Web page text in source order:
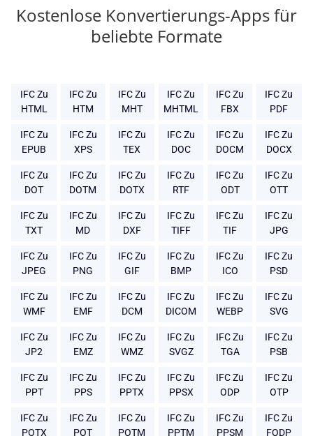
Kostenlose Konvertierungs-Apps für
beliebte Formate
IFC Zu
HTML
IFC Zu
HTM
IFC Zu
MHT
IFC Zu
MHTML
IFC Zu
FBX
IFC Zu
PDF
IFC Zu
EPUB
IFC Zu
XPS
IFC Zu
TEX
IFC Zu
DOC
IFC Zu
DOCM
IFC Zu
DOCX
IFC Zu
DOT
IFC Zu
DOTM
IFC Zu
DOTX
IFC Zu
RTF
IFC Zu
ODT
IFC Zu
OTT
IFC Zu
TXT
IFC Zu
MD
IFC Zu
DXF
IFC Zu
TIFF
IFC Zu
TIF
IFC Zu
JPG
IFC Zu
JPEG
IFC Zu
PNG
IFC Zu
GIF
IFC Zu
BMP
IFC Zu
ICO
IFC Zu
PSD
IFC Zu
WMF
IFC Zu
EMF
IFC Zu
DCM
IFC Zu
DICOM
IFC Zu
WEBP
IFC Zu
SVG
IFC Zu
JP2
IFC Zu
EMZ
IFC Zu
WMZ
IFC Zu
SVGZ
IFC Zu
TGA
IFC Zu
PSB
IFC Zu
PPT
IFC Zu
PPS
IFC Zu
PPTX
IFC Zu
PPSX
IFC Zu
ODP
IFC Zu
OTP
IFC Zu
POTX
IFC Zu
POT
IFC Zu
POTM
IFC Zu
PPTM
IFC Zu
PPSM
IFC Zu
FODP